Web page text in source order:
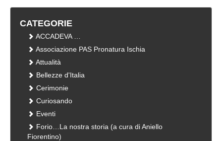
CATEGORIE
ACCADEVA …
Associazione PAS Pronatura Ischia
Attualità
Bellezze d'Italia
Cerimonie
Curiosando
Eventi
Forio…La nostra storia (a cura di Aniello
Fiorentino)